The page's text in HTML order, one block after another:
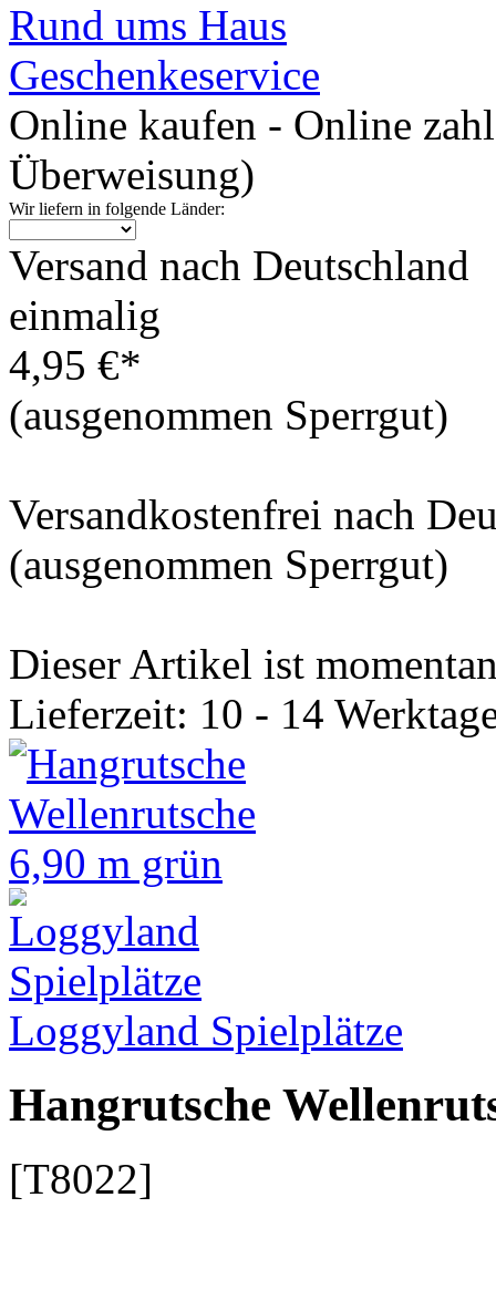
Rund ums Haus
Geschenkeservice
Online kaufen - Online
Überweisung)
Wir liefern in folgende Länder:
Versand nach Deutschland
einmalig
4,95 €*
(ausgenommen Sperrgut)
Versandkostenfrei nach
(ausgenommen Sperrgut)
Dieser Artikel ist
Lieferzeit: 10 - 14
Loggyland Spielplätze
Hangrutsche
[T8022]